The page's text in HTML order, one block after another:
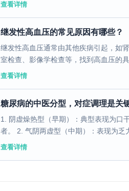
查看详情
继发性高血压的常见原因有哪些？
继发性高血压通常由其他疾病引起，如
室检查、影像学检查等，找到高血压的
查看详情
糖尿病的中医分型，对症调理是关
1. 阴虚燥热型（早期）：典型表现为口
者。 2. 气阴两虚型（中期）：表现为乏
查看详情